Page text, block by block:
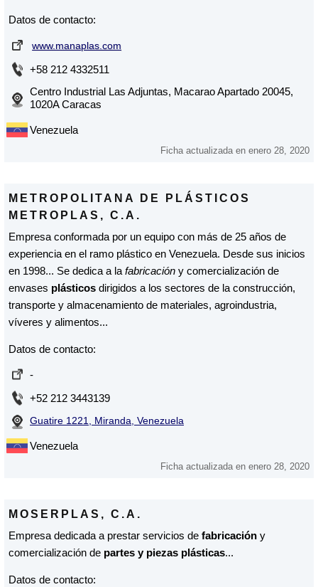
Datos de contacto:
www.manaplas.com
+58 212 4332511
Centro Industrial Las Adjuntas, Macarao Apartado 20045,
1020A Caracas
Venezuela
Ficha actualizada en enero 28, 2020
METROPOLITANA DE PLÁSTICOS
METROPLAS, C.A.
Empresa conformada por un equipo con más de 25 años de
experiencia en el ramo plástico en Venezuela. Desde sus inicios
en 1998... Se dedica a la fabricación y comercialización de
envases plásticos dirigidos a los sectores de la construcción,
transporte y almacenamiento de materiales, agroindustria,
víveres y alimentos...
Datos de contacto:
-
+52 212 3443139
Guatire 1221, Miranda, Venezuela
Venezuela
Ficha actualizada en enero 28, 2020
MOSERPLAS, C.A.
Empresa dedicada a prestar servicios de fabricación y
comercialización de partes y piezas plásticas...
Datos de contacto: